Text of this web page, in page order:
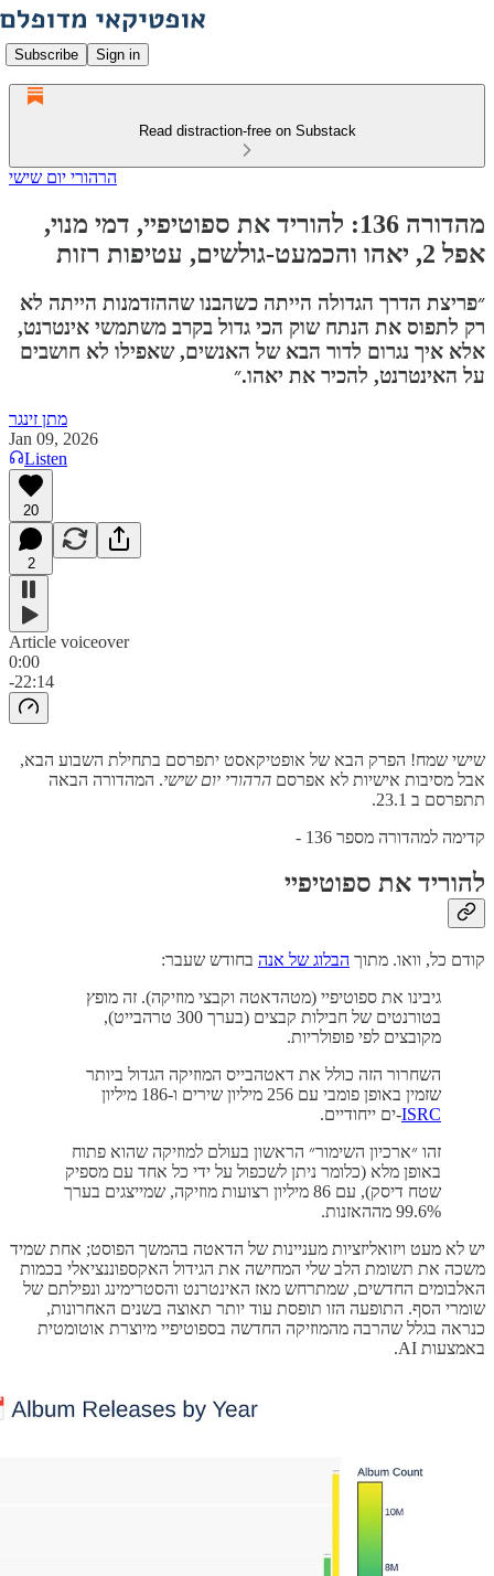
Subscribe Sign in
Read distraction-free on Substack
הרהורי יום שישי
מהדורה 136: להוריד את ספוטיפיי, דמי מנוי,
אפל 2, יאהו והכמעט-גולשים, עטיפות רזות
״פריצת הדרך הגדולה הייתה כשהבנו שההזדמנות הייתה לא
רק לתפוס את הנתח שוק הכי גדול בקרב משתמשי אינטרנט,
אלא איך נגרום לדור הבא של האנשים, שאפילו לא חושבים
על האינטרנט, להכיר את יאהו.״
מתן זינגר
Jan 09, 2026
Listen
20
2
Article voiceover
0:00
-22:14
שישי שמח! הפרק הבא של אופטיקאסט יתפרסם בתחילת השבוע הבא,
אבל מסיבות אישיות לא אפרסם הרהורי יום שישי. המהדורה הבאה
תתפרסם ב 23.1.
קדימה למהדורה מספר 136 -
להוריד את ספוטיפיי
קודם כל, וואו. מתוך הבלוג של אנה בחודש שעבר:
גיבינו את ספוטיפיי (מטהדאטה וקבצי מוזיקה). זה מופץ
בטורנטים של חבילות קבצים (בערך 300 טרהבייט),
מקובצים לפי פופולריות.
השחרור הזה כולל את דאטהבייס המוזיקה הגדול ביותר
שזמין באופן פומבי עם 256 מיליון שירים ו-186 מיליון
ISRC-ים ייחודיים.
זהו ״ארכיון השימור״ הראשון בעולם למוזיקה שהוא פתוח
באופן מלא (כלומר ניתן לשכפול על ידי כל אחד עם מספיק
שטח דיסק), עם 86 מיליון רצועות מוזיקה, שמייצגים בערך
99.6% מההאזנות.
יש לא מעט ויזואליזציות מעניינות של הדאטה בהמשך הפוסט; אחת שמיד
משכה את תשומת הלב שלי המחישה את הגידול האקספוננציאלי בכמות
האלבומים החדשים, שמתרחש מאז האינטרנט והסטרימינג ונפילתם של
שומרי הסף. התופעה הזו תופסת עוד יותר תאוצה בשנים האחרונות,
כנראה בגלל שהרבה מהמוזיקה החדשה בספוטיפיי מיוצרת אוטומטית
באמצעות AI.